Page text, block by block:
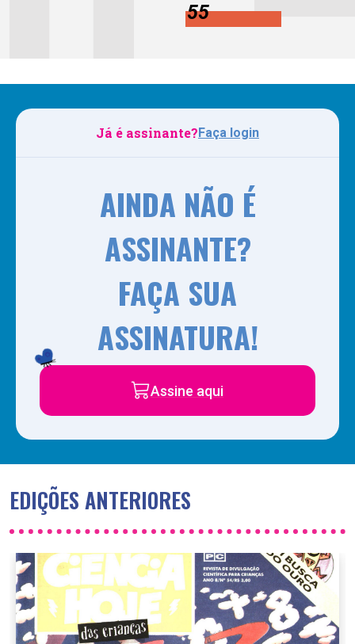
55
Já é assinante?Faça login
AINDA NÃO É
ASSINANTE?
FAÇA SUA
ASSINATURA!
Assine aqui
EDIÇÕES ANTERIORES